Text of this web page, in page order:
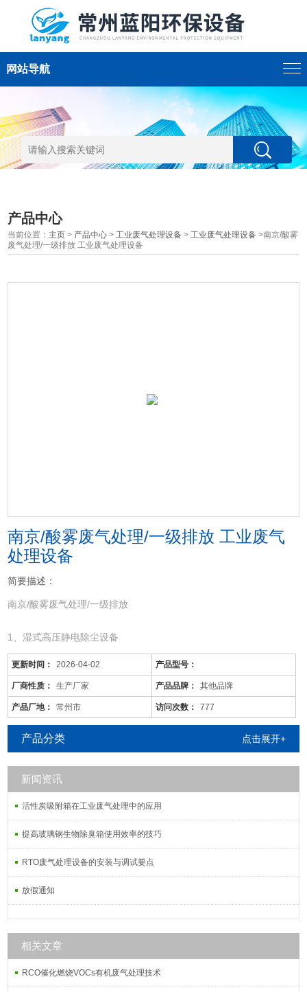
网站导航
产品中心
当前位置： 主页 > 产品中心 >工业废气处理设备 >工业废气处理设备 >南京/酸雾
废气处理/一级排放 工业废气处理设备
南京/酸雾废气处理/一级排放 工业废气
处理设备
简要描述：
南京/酸雾废气处理/一级排放
1、湿式高压静电除尘设备
南京/酸雾废气处理/一级排放
是针对废气及粉尘的一款环保设备。它是利用电力将气体中的粉尘离
子分离出来的除尘设备。有性能稳定、除尘效果好等特点，需要经过
荷电、收集、清灰三个阶段，直流高压电使阴极线附近的空间气体电
离，粉尘等颗粒和点后在电场力作用下移动并沉积在集尘阳极表面，
更新时间： 2026-04-02 产品型号：
厂商性质： 生产厂家 产品品牌： 其他品牌
产品厂地： 常州市 访问次数： 777
产品分类 点击展开+
新闻资讯
活性炭吸附箱在工业废气处理中的应用
提高玻璃钢生物除臭箱使用效率的技巧
RTO废气处理设备的安装与调试要点
放假通知
相关文章
RCO催化燃烧VOCs有机废气处理技术